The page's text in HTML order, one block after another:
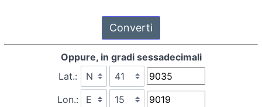
Oppure, in gradi sessadecimali
Lat.:
Lon.: